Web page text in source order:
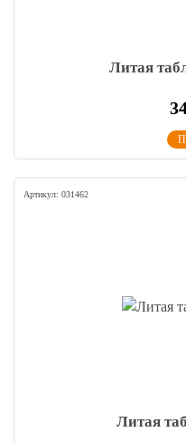
Литая
Артикул: 031462
Литая